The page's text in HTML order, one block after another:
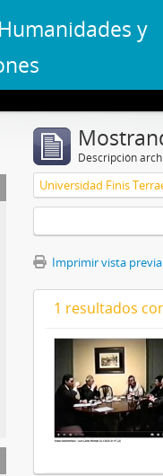
y
Descripción
Universidad Finis
Imprimir vista previa
1 resultados